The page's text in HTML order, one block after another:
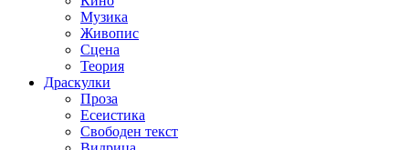
Музика
Живопис
Сцена
Теория
Драскулки
Проза
Есеистика
Свободен текст